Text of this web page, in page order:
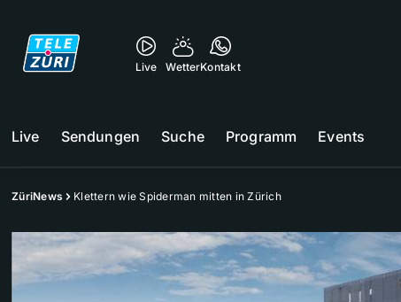
Live WetterKontakt
Live Sendungen Suche Programm Events
ZüriNews Klettern wie Spiderman mitten in Zürich